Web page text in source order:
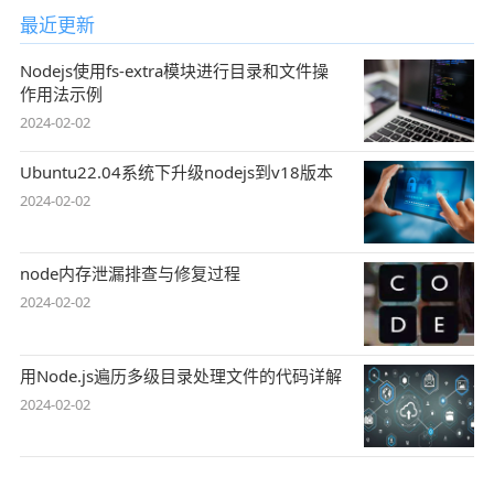
最近更新
Nodejs使用fs-extra模块进行目录和文件操
作用法示例
2024-02-02
Ubuntu22.04系统下升级nodejs到v18版本
2024-02-02
node内存泄漏排查与修复过程
2024-02-02
用Node.js遍历多级目录处理文件的代码详解
2024-02-02